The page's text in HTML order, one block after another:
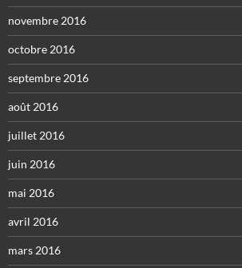
novembre 2016
octobre 2016
septembre 2016
août 2016
juillet 2016
juin 2016
mai 2016
avril 2016
mars 2016